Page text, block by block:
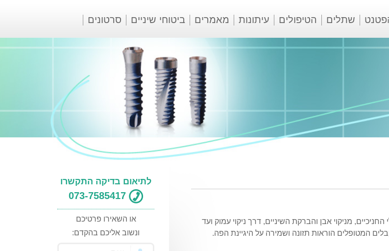
שתלים הטיפולים עיתונות מאמרים ביטוחי שיניים
סרטונים
מניקוי אבן והברקת השיניים, דרך ניקוי עמוק ועד
המטופלים הוראות תזונה ושמירה על היגיינת הפה.
לתיאום בדיקה התקשרו
073-7585417
או השאירו פרטיכם
ונשוב אליכם בהקדם: